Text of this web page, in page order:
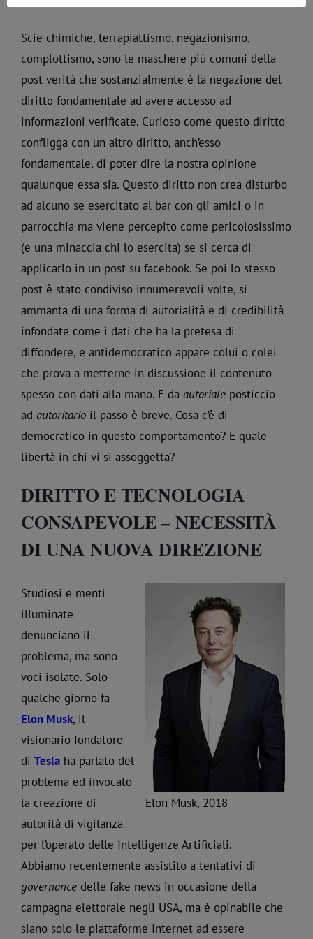
Scie chimiche, terrapiattismo, negazionismo,
complottismo, sono le maschere più comuni della
post verità che sostanzialmente è la negazione del
diritto fondamentale ad avere accesso ad
informazioni verificate. Curioso come questo diritto
confligga con un altro diritto, anch’esso
fondamentale, di poter dire la nostra opinione
qualunque essa sia. Questo diritto non crea disturbo
ad alcuno se esercitato al bar con gli amici o in
parrocchia ma viene percepito come pericolosissimo
(e una minaccia chi lo esercita) se si cerca di
applicarlo in un post su facebook. Se poi lo stesso
post è stato condiviso innumerevoli volte, si
ammanta di una forma di autorialità e di credibilità
infondate come i dati che ha la pretesa di
diffondere, e antidemocratico appare colui o colei
che prova a metterne in discussione il contenuto
spesso con dati alla mano. E da autoriale posticcio
ad autoritario il passo è breve. Cosa c’è di
democratico in questo comportamento? E quale
libertà in chi vi si assoggetta?
DIRITTO E TECNOLOGIA
CONSAPEVOLE – NECESSITÀ
DI UNA NUOVA DIREZIONE
Elon Musk, 2018
Studiosi e menti
illuminate
denunciano il
problema, ma sono
voci isolate. Solo
qualche giorno fa
Elon Musk, il
visionario fondatore
di Tesla ha parlato del
problema ed invocato
la creazione di
autorità di vigilanza
per l’operato delle Intelligenze Artificiali.
Abbiamo recentemente assistito a tentativi di
governance delle fake news in occasione della
campagna elettorale negli USA, ma è opinabile che
siano solo le piattaforme Internet ad essere